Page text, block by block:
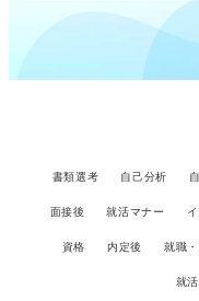
書類選考 自己分析
面接後 就活マナー
資格 内定後 就職
就